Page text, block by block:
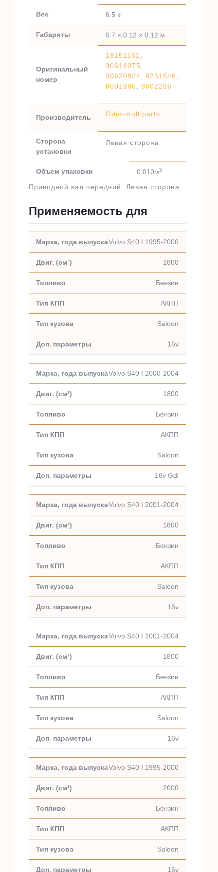
Вес 6.5 кг
Габариты 0.7 × 0.12 × 0.12 м
Оригинальный
номер
18151181
30614075
30620824
8251546
8601986
8602286
Производитель Odm-multiparts
Сторона
установки
Левая сторона
Объем упаковки 0.010м3
Приводной вал передний. Левая сторона.
Применяемость для
Volvo S40 I 1995-2000
1800
Бензин
АКПП
Saloon
16v
Volvo S40 I 2000-2004
1800
Бензин
АКПП
Saloon
16v Gdi
Volvo S40 I 2001-2004
1800
Бензин
АКПП
Saloon
16v
Volvo S40 I 2001-2004
1800
Бензин
АКПП
Saloon
16v
Volvo S40 I 1995-2000
2000
Бензин
АКПП
Saloon
16v